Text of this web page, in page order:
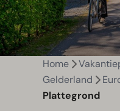
Home
Gelderland
Plattegrond